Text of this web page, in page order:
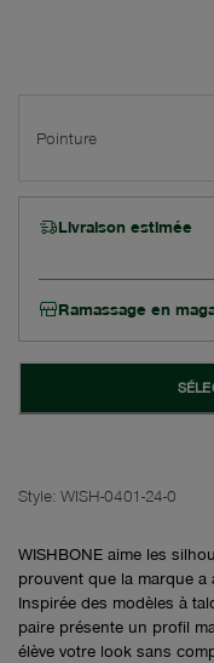
Pointure
Livraison estimée
Ramassage en
Style: WISH-0401-24-0
WISHBONE aime les
prouvent que la marque a
Inspirée des modèles à
paire présente un profil
élève votre look sans